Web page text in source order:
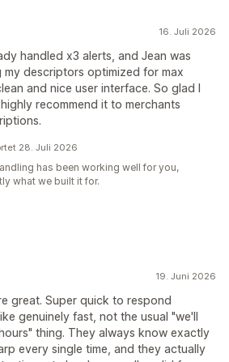
16. Juli 2026
handled x3 alerts, and Jean was
descriptors optimized for max
and nice user interface. So glad I
recommend it to merchants
28. Juli 2026
has been working well for you,
what we built it for.
19. Juni 2026
great. Super quick to respond
genuinely fast, not the usual "we'll
thing. They always know exactly
every single time, and they actually